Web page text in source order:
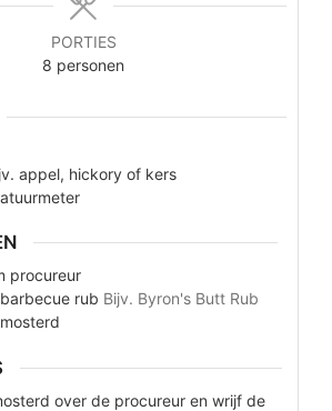
PORTIES
8 personen
appel, hickory of kers
procureur
barbecue rub Bijv. Byron's Butt Rub
mosterd
over de procureur en wrijf de